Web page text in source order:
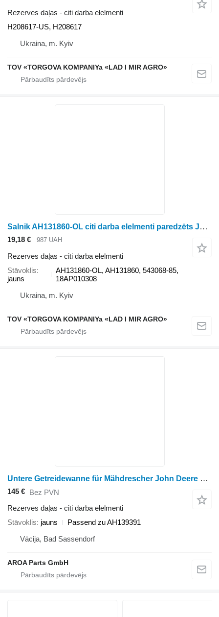
Rezerves daļas - citi darba elelmenti
H208617-US, H208617
Ukraina, m. Kyiv
TOV «TORGOVA KOMPANIYa «LAD I MIR AGRO»
Salnik AH131860-OL citi darba elelmenti paredzēts John Deere 1177, 1188, 9400, 9410, 9450, 9500, 9510, 9540i WTS, 9550, 9560 WTS, 9580 WTS, 9600, 9610, 9640 WTS, 9650, 9660 WTS, 9680 WTS, 9780 CTS, CTS, CTS II. graudu kombaina
19,18 € 987 UAH
Rezerves daļas - citi darba elelmenti
Stāvoklis
jauns
AH131860-OL, AH131860, 543068-85,
18AP010308
Ukraina, m. Kyiv
TOV «TORGOVA KOMPANIYa «LAD I MIR AGRO»
Untere Getreidewanne für Mähdrescher John Deere 9400, 9410, 9450, 9500, 9500SH, 9510, 9510SH, 9550, 9550SH, 9560 Passend
145 € Bez PVN
Rezerves daļas - citi darba elelmenti
Stāvoklis jauns
Passend zu AH139391
Vācija, Bad Sassendorf
AROA Parts GmbH